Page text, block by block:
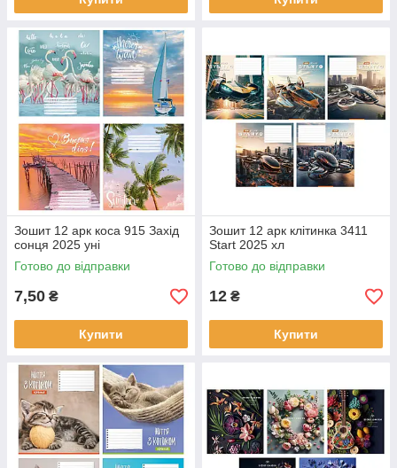
Зошит 12 арк коса 915 Захід
сонця 2025 уні
Готово до відправки
7,50 ₴
Купити
Зошит 12 арк клітинка 3411
Start 2025 хл
Готово до відправки
12 ₴
Купити